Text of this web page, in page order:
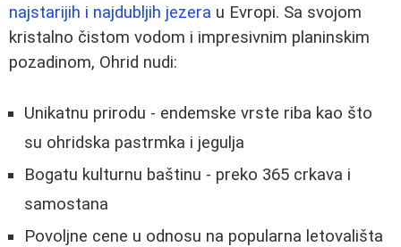
najstarijih i najdubljih jezera u Evropi. Sa svojom
kristalno čistom vodom i impresivnim planinskim
pozadinom, Ohrid nudi:
Unikatnu prirodu - endemske vrste riba kao što
su ohridska pastrmka i jegulja
Bogatu kulturnu baštinu - preko 365 crkava i
samostana
Povoljne cene u odnosu na popularna letovališta